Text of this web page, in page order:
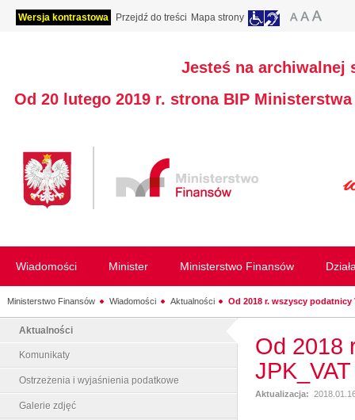
Wersja kontrastowa Przejdź do treści Mapa strony
Jesteś na archiwalnej
Od 20 lutego 2019 r. strona BIP
Wiadomości Minister Ministerstwo Finansów
Ministerstwo Finansów Wiadomości Aktualności Od 2018 r. wszyscy podatnicy
Aktualności
Komunikaty
Ostrzeżenia i wyjaśnienia podatkowe
Galerie zdjęć
Od 2018
JPK_VAT
Aktualizacja: